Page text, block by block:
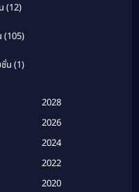
(12)
(105)
น (1)
ากเรื่องจริง(2)
2028
2026
2024
2022
2020